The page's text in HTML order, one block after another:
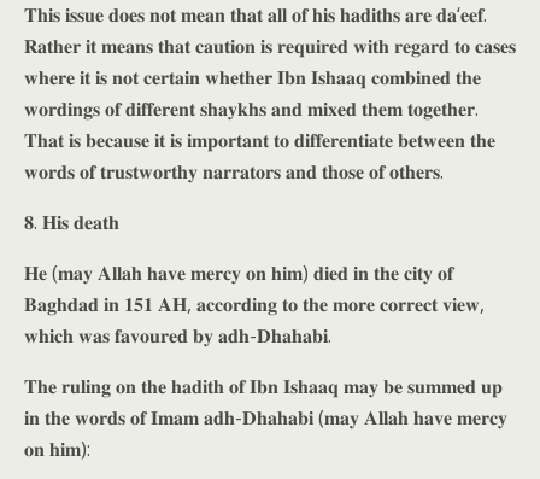
𝐓𝐡𝐢𝐬 𝐢𝐬𝐬𝐮𝐞 𝐝𝐨𝐞𝐬 𝐧𝐨𝐭 𝐦𝐞𝐚𝐧 𝐭𝐡𝐚𝐭 𝐚𝐥𝐥 𝐨𝐟 𝐡𝐢𝐬 𝐡𝐚𝐝𝐢𝐭𝐡𝐬 𝐚𝐫𝐞 𝐝𝐚‘𝐞𝐞𝐟.
𝐑𝐚𝐭𝐡𝐞𝐫 𝐢𝐭 𝐦𝐞𝐚𝐧𝐬 𝐭𝐡𝐚𝐭 𝐜𝐚𝐮𝐭𝐢𝐨𝐧 𝐢𝐬 𝐫𝐞𝐪𝐮𝐢𝐫𝐞𝐝 𝐰𝐢𝐭𝐡 𝐫𝐞𝐠𝐚𝐫𝐝 𝐭𝐨 𝐜𝐚𝐬𝐞𝐬
𝐰𝐡𝐞𝐫𝐞 𝐢𝐭 𝐢𝐬 𝐧𝐨𝐭 𝐜𝐞𝐫𝐭𝐚𝐢𝐧 𝐰𝐡𝐞𝐭𝐡𝐞𝐫 𝐈𝐛𝐧 𝐈𝐬𝐡𝐚𝐚𝐪 𝐜𝐨𝐦𝐛𝐢𝐧𝐞𝐝 𝐭𝐡𝐞
𝐰𝐨𝐫𝐝𝐢𝐧𝐠𝐬 𝐨𝐟 𝐝𝐢𝐟𝐟𝐞𝐫𝐞𝐧𝐭 𝐬𝐡𝐚𝐲𝐤𝐡𝐬 𝐚𝐧𝐝 𝐦𝐢𝐱𝐞𝐝 𝐭𝐡𝐞𝐦 𝐭𝐨𝐠𝐞𝐭𝐡𝐞𝐫.
𝐓𝐡𝐚𝐭 𝐢𝐬 𝐛𝐞𝐜𝐚𝐮𝐬𝐞 𝐢𝐭 𝐢𝐬 𝐢𝐦𝐩𝐨𝐫𝐭𝐚𝐧𝐭 𝐭𝐨 𝐝𝐢𝐟𝐟𝐞𝐫𝐞𝐧𝐭𝐢𝐚𝐭𝐞 𝐛𝐞𝐭𝐰𝐞𝐞𝐧 𝐭𝐡𝐞
𝐰𝐨𝐫𝐝𝐬 𝐨𝐟 𝐭𝐫𝐮𝐬𝐭𝐰𝐨𝐫𝐭𝐡𝐲 𝐧𝐚𝐫𝐫𝐚𝐭𝐨𝐫𝐬 𝐚𝐧𝐝 𝐭𝐡𝐨𝐬𝐞 𝐨𝐟 𝐨𝐭𝐡𝐞𝐫𝐬.
𝟖. 𝐇𝐢𝐬 𝐝𝐞𝐚𝐭𝐡
𝐇𝐞 (𝐦𝐚𝐲 𝐀𝐥𝐥𝐚𝐡 𝐡𝐚𝐯𝐞 𝐦𝐞𝐫𝐜𝐲 𝐨𝐧 𝐡𝐢𝐦) 𝐝𝐢𝐞𝐝 𝐢𝐧 𝐭𝐡𝐞 𝐜𝐢𝐭𝐲 𝐨𝐟
𝐁𝐚𝐠𝐡𝐝𝐚𝐝 𝐢𝐧 𝟏𝟓𝟏 𝐀𝐇, 𝐚𝐜𝐜𝐨𝐫𝐝𝐢𝐧𝐠 𝐭𝐨 𝐭𝐡𝐞 𝐦𝐨𝐫𝐞 𝐜𝐨𝐫𝐫𝐞𝐜𝐭 𝐯𝐢𝐞𝐰,
𝐰𝐡𝐢𝐜𝐡 𝐰𝐚𝐬 𝐟𝐚𝐯𝐨𝐮𝐫𝐞𝐝 𝐛𝐲 𝐚𝐝𝐡-𝐃𝐡𝐚𝐡𝐚𝐛𝐢.
𝐓𝐡𝐞 𝐫𝐮𝐥𝐢𝐧𝐠 𝐨𝐧 𝐭𝐡𝐞 𝐡𝐚𝐝𝐢𝐭𝐡 𝐨𝐟 𝐈𝐛𝐧 𝐈𝐬𝐡𝐚𝐚𝐪 𝐦𝐚𝐲 𝐛𝐞 𝐬𝐮𝐦𝐦𝐞𝐝 𝐮𝐩
𝐢𝐧 𝐭𝐡𝐞 𝐰𝐨𝐫𝐝𝐬 𝐨𝐟 𝐈𝐦𝐚𝐦 𝐚𝐝𝐡-𝐃𝐡𝐚𝐡𝐚𝐛𝐢 (𝐦𝐚𝐲 𝐀𝐥𝐥𝐚𝐡 𝐡𝐚𝐯𝐞 𝐦𝐞𝐫𝐜𝐲
𝐨𝐧 𝐡𝐢𝐦):